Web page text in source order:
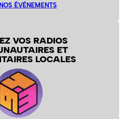
ÉVÉNEMENTS
VOS RADIOS
ET
LOCALES